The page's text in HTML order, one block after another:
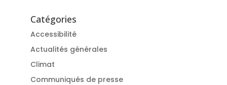
Catégories
Accessibilité
Actualités générales
Climat
Communiqués de presse